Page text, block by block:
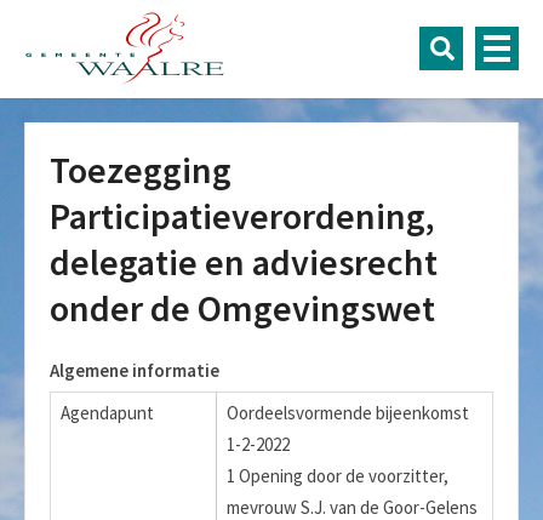
Toezegging
Participatieverordening,
delegatie en adviesrecht
onder de Omgevingswet
Algemene informatie
Agendapunt
Oordeelsvormende bijeenkomst
1-2-2022
1 Opening door de voorzitter,
mevrouw S.J. van de Goor-Gelens